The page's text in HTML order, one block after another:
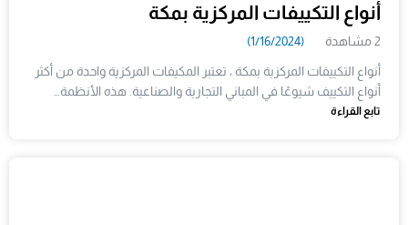
أنواع التكييفات المركزية بمكة
2 مشاهدة (1/16/2024)
أنواع التكييفات المركزية بمكة ، تعتبر المكيفات المركزية واحدة من أكثر
أنواع التكييف شيوعًا في المباني التجارية والصناعية. هذه الأنظمة…
تابع القراءة